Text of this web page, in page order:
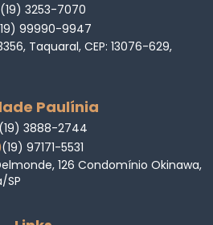
(19) 3253-7070
99990-9947
Taquaral, CEP: 13076-629,
Paulínia
(19) 3888-2744
(19) 97171-5531
126 Condomínio Okinawa,
SP